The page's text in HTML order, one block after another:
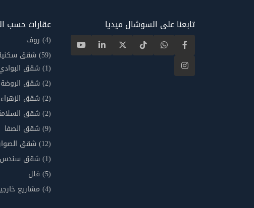
عقارات حسب
روف
(4)
شقق
(59)
شقق
(1)
شقق الروضة
(2)
شقق الزهراء
(2)
شقق
(2)
شقق الصفا
(9)
شقق
(12)
شقق سندس
(1)
فلل
(5)
مشاريع
(4)
تابعنا على السوشال ميديا